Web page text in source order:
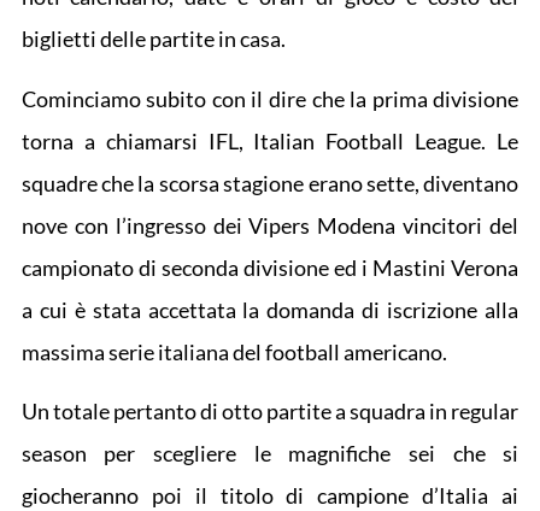
biglietti delle partite in casa.
Cominciamo subito con il dire che la prima divisione
torna a chiamarsi IFL, Italian Football League. Le
squadre che la scorsa stagione erano sette, diventano
nove con l’ingresso dei Vipers Modena vincitori del
campionato di seconda divisione ed i Mastini Verona
a cui è stata accettata la domanda di iscrizione alla
massima serie italiana del football americano.
Un totale pertanto di otto partite a squadra in regular
season per scegliere le magnifiche sei che si
giocheranno poi il titolo di campione d’Italia ai